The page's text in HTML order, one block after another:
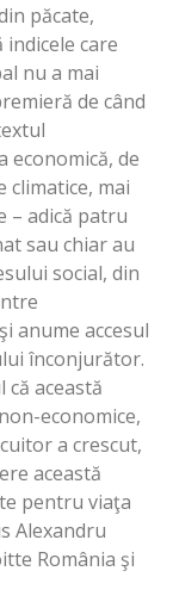
păcate,
care
nu a mai
de când
de
climatice, mai
– adică patru
sau chiar au
social, din
anume accesul
înconjurător.
această
economice,
a crescut,
această
pentru viaţa
Alexandru
România şi